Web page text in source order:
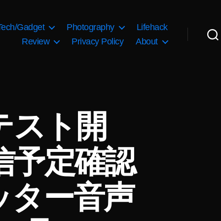
Gadget Photography
Lifehack
Review
Privacy Policy About
スト開
予定確認
ター音声